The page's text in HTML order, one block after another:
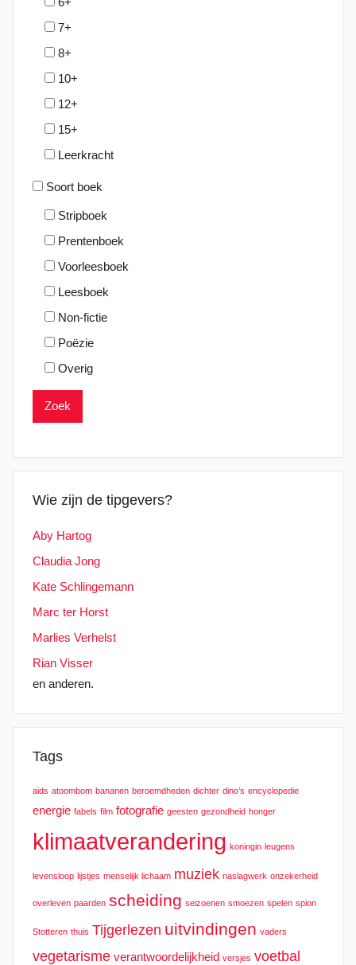
7+
8+
10+
12+
15+
Leerkracht
Soort boek
Stripboek
Prentenboek
Voorleesboek
Leesboek
Non-fictie
Poëzie
Overig
Wie zijn de tipgevers?
Aby Hartog
Claudia Jong
Kate Schlingemann
Marc ter Horst
Marlies Verhelst
Rian Visser
en anderen.
Tags
aids atoombom bananen beroemdheden dichter dino’s encyclopedie
energie fabels film fotografie geesten gezondheid honger
klimaatverandering koningin leugens
levensloop lijstjes menselijk lichaam muziek naslagwerk onzekerheid
overleven paarden scheiding seizoenen smoezen spelen spion
Stotteren thuis Tijgerlezen uitvindingen vaders
vegetarisme verantwoordelijkheid versjes voetbal